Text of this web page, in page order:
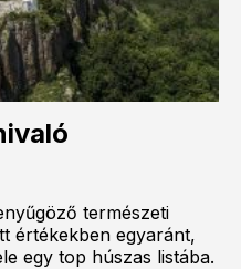
természeti
értékekben egyaránt,
egy top húszas listába.